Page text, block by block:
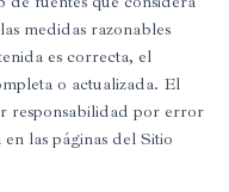
medidas razonables
es correcta, el
o actualizada. El
responsabilidad por error
las páginas del Sitio